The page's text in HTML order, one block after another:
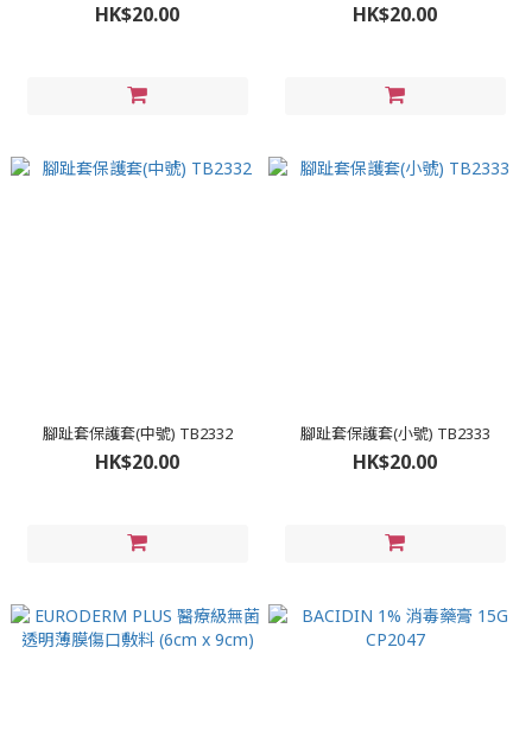
HK$20.00 HK$20.00
腳趾套保護套(中號) TB2332
HK$20.00
腳趾套保護套(小號) TB2333
HK$20.00